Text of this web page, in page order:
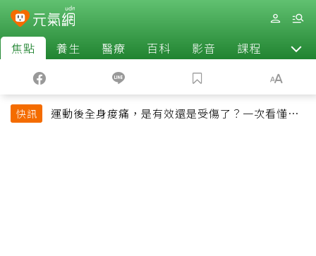
焦點 養生 醫療 百科 影音 課程 退休
快訊
運動後全身痠痛，是有效還是受傷了？一次看懂延